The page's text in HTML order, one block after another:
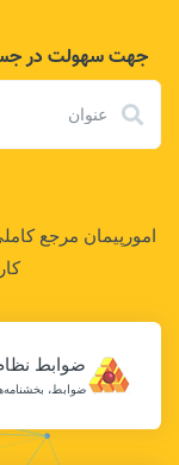
جهت سهولت در
امورپیمان مرجع
ضوابط
ضوابط،